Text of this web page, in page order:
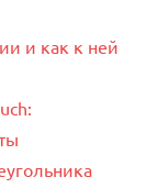
и как к ней